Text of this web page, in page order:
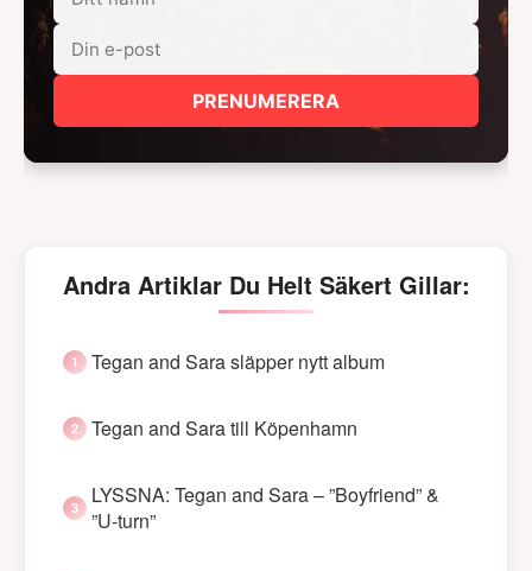
PRENUMERERA
Andra Artiklar Du Helt Säkert Gillar:
Tegan and Sara släpper nytt album
Tegan and Sara till Köpenhamn
LYSSNA: Tegan and Sara – ”Boyfriend” &
”U-turn”